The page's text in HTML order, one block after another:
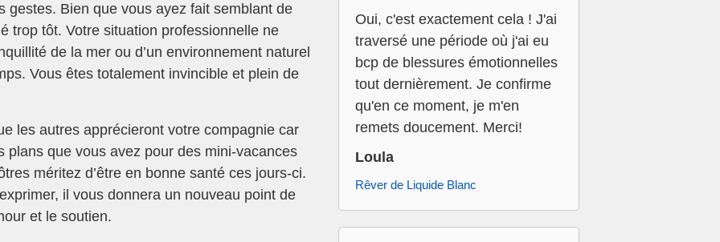
gestes. Bien que vous ayez fait semblant de
trop tôt. Votre situation professionnelle ne
de la mer ou d’un environnement naturel
Vous êtes totalement invincible et plein de
les autres apprécieront votre compagnie car
plans que vous avez pour des mini-vacances
méritez d’être en bonne santé ces jours-ci.
il vous donnera un nouveau point de
et le soutien.
Oui, c'est exactement cela ! J'ai
traversé une période où j'ai eu
bcp de blessures émotionnelles
tout dernièrement. Je confirme
qu'en ce moment, je m'en
remets doucement. Merci!
Loula
Rêver de Liquide Blanc